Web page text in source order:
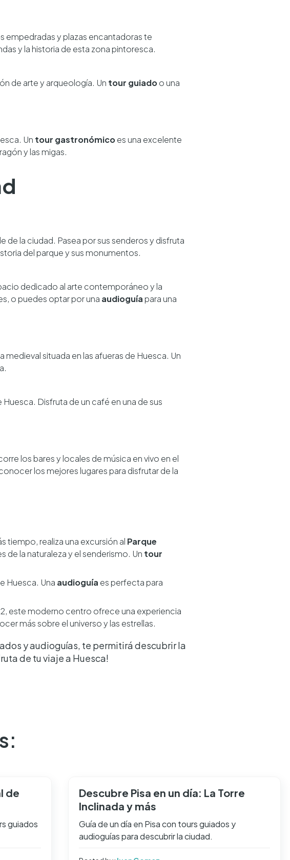
empedradas y plazas encantadoras te
y la historia de esta zona pintoresca.
de arte y arqueología. Un tour guiadoo una
Un tour gastronómicoes una excelente
y las migas.
de la ciudad. Pasea por sus senderos y disfruta
del parque y sus monumentos.
dedicado al arte contemporáneo y la
o puedes optar por una audioguía para una
medieval situada en las afueras de Huesca. Un
Huesca. Disfruta de un café en una de sus
los bares y locales de música en vivo en el
los mejores lugares para disfrutar de la
tiempo, realiza una excursión al Parque
de la naturaleza y el senderismo. Un tour
Huesca. Una audioguía es perfecta para
este moderno centro ofrece una experiencia
más sobre el universo y las estrellas.
y audioguías, te permitirá descubrir la
de tu viaje a Huesca!
de
guiados
Descubre Pisa en un día: La Torre
Inclinada y más
Guía de un día en Pisa con tours guiados y
audioguías para descubrir la ciudad.